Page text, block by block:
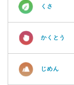
くさ
かくとう
じめん